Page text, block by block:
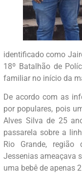
identificado como
18º Batalhão de
familiar no início da
De acordo com as
por populares, pois
Alves Silva de 25
passarela sobre a
Rio Grande,
Jessenias ameaçava
uma bebê de apenas